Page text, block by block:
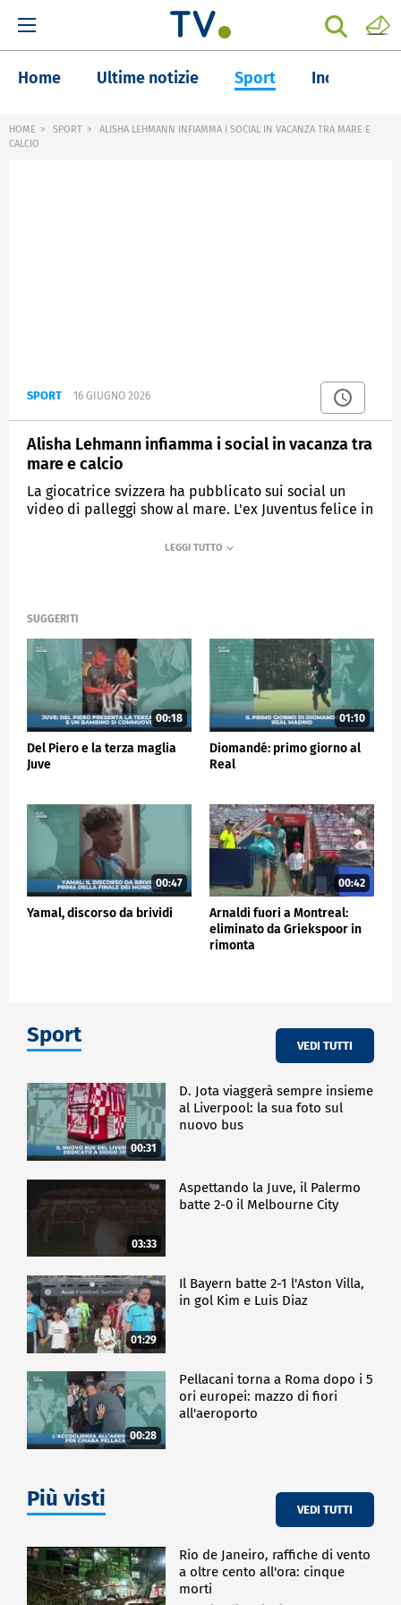
Home Ultime notizie Sport Inchieste
HOME SPORT
ALISHA LEHMANN INFIAMMA I SOCIAL IN VACANZA TRA MARE E
CALCIO
SPORT 16 GIUGNO 2026
Alisha Lehmann infiamma i social in vacanza tra
mare e calcio
La giocatrice svizzera ha pubblicato sui social un
video di palleggi show al mare. L'ex Juventus felice in
SUGGERITI
00:18
Del Piero e la terza maglia
Juve
01:10
Diomandé: primo giorno al
Real
00:47
Yamal, discorso da brividi
00:42
Arnaldi fuori a Montreal:
eliminato da Griekspoor in
rimonta
Sport VEDI TUTTI
00:31
D. Jota viaggerà sempre insieme
al Liverpool: la sua foto sul
nuovo bus
03:33
Aspettando la Juve, il Palermo
batte 2-0 il Melbourne City
01:29
Il Bayern batte 2-1 l'Aston Villa,
in gol Kim e Luis Diaz
00:28
Pellacani torna a Roma dopo i 5
ori europei: mazzo di fiori
all'aeroporto
Più visti VEDI TUTTI
Rio de Janeiro, raffiche di vento
a oltre cento all'ora: cinque
morti